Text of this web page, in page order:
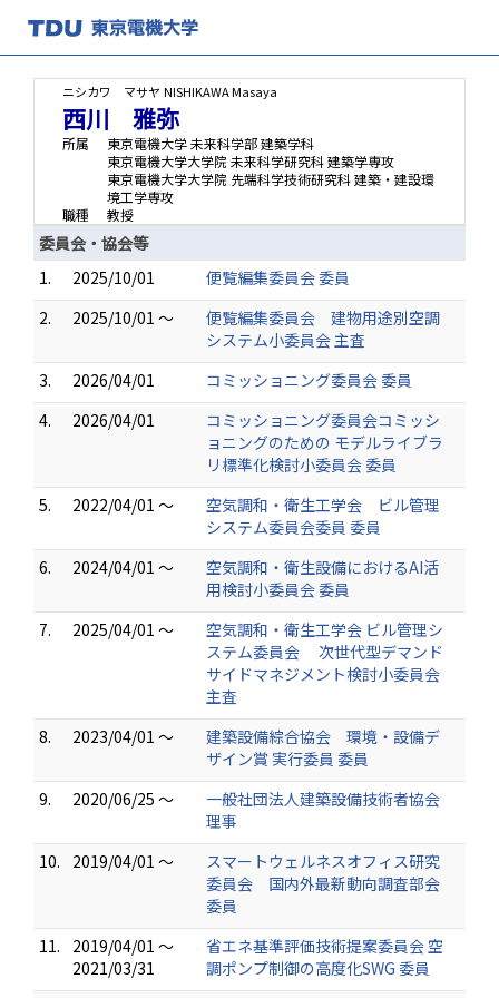
ニシカワ マサヤ NISHIKAWA Masaya
西川 雅弥
所属
東京電機大学 未来科学部 建築学科
東京電機大学大学院 未来科学研究科 建築学専攻
東京電機大学大学院 先端科学技術研究科 建築・建設環
境工学専攻
職種
教授
委員会・協会等
1.
2025/10/01
便覧編集委員会 委員
2.
2025/10/01 ～
便覧編集委員会 建物用途別空調
システム小委員会 主査
3.
2026/04/01
コミッショニング委員会 委員
4.
2026/04/01
コミッショニング委員会コミッシ
ョニングのための モデルライブラ
リ標準化検討⼩委員会 委員
5.
2022/04/01 ～
空気調和・衛生工学会 ビル管理
システム委員会委員 委員
6.
2024/04/01 ～
空気調和・衛生設備におけるAI活
用検討小委員会 委員
7.
2025/04/01 ～
空気調和・衛生工学会 ビル管理シ
ステム委員会 次世代型デマンド
サイドマネジメント検討小委員会
主査
8.
2023/04/01 ～
建築設備綜合協会 環境・設備デ
ザイン賞 実行委員 委員
9.
2020/06/25 ～
一般社団法人建築設備技術者協会
理事
10.
2019/04/01 ～
スマートウェルネスオフィス研究
委員会 国内外最新動向調査部会
委員
11.
2019/04/01 ～
2021/03/31
省エネ基準評価技術提案委員会 空
調ポンプ制御の高度化SWG 委員